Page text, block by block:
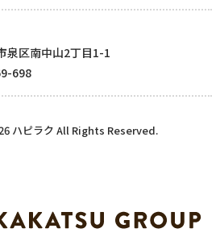
泉区南中山2丁目1-1
698
ハピラク All Rights Reserved.